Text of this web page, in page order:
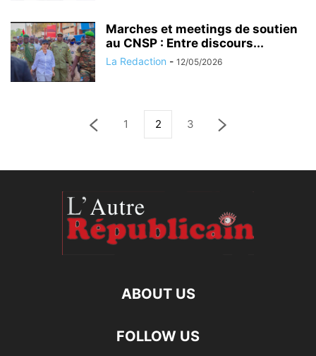
Marches et meetings de soutien
au CNSP : Entre discours...
La Redaction - 12/05/2026
1 2 3
ABOUT US
FOLLOW US